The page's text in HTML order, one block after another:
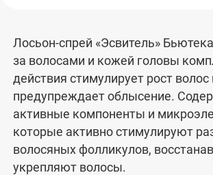
Лосьон-спрей «Эсвитель» Бьютека
за волосами и кожей головы
действия стимулирует рост волос
предупреждает облысение.
активные компоненты и
которые активно стимулируют
волосяных фолликулов,
укрепляют волосы.